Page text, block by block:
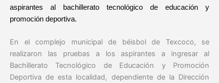
aspirantes al bachillerato tecnológico de educación y
promoción deportiva.
En el complejo municipal de béisbol de Texcoco, se
realizaron las pruebas a los aspirantes a ingresar al
Bachillerato Tecnológico de Educación y Promoción
Deportiva de esta localidad, dependiente de la Dirección